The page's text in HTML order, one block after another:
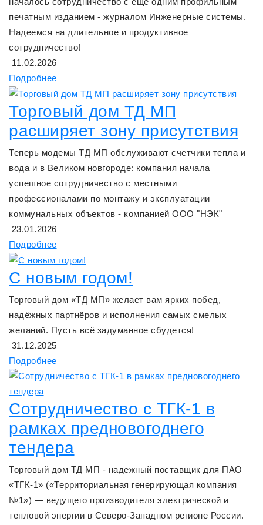
печатным изданием - журналом Инженерные системы.
Надеемся на длительное и продуктивное
сотрудничество!
11.02.2026
Подробнее
Торговый дом ТД МП
расширяет зону присутствия
Теперь модемы ТД МП обслуживают счетчики тепла и
вода и в Великом новгороде: компания начала
успешное сотрудничество с местными
профессионалами по монтажу и эксплуатации
коммунальных объектов - компанией ООО "НЭК"
23.01.2026
Подробнее
С новым годом!
Торговый дом «ТД МП» желает вам ярких побед,
надёжных партнёров и исполнения самых смелых
желаний. Пусть всё задуманное сбудется!
31.12.2025
Подробнее
Сотрудничество с ТГК-1 в
рамках предновогоднего
тендера
Торговый дом ТД МП - надежный поставщик для ПАО
«ТГК-1» («Территориальная генерирующая компания
№1») — ведущего производителя электрической и
тепловой энергии в Северо-Западном регионе России.